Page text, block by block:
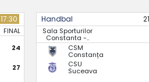
17:30
FINAL
24
27
Handbal
Sala Sporturilor
Constanta -..
CSM
Constanța
CSU
Suceava